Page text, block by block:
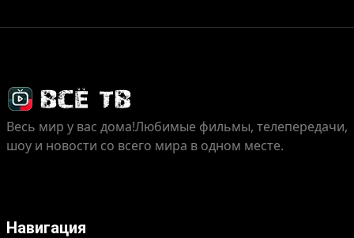
Весь мир у вас дома!Любимые фильмы, телепередачи,
шоу и новости со всего мира в одном месте.
Навигация